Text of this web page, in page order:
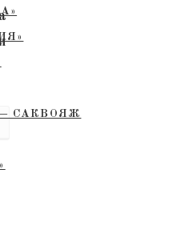
САКВОЯЖ